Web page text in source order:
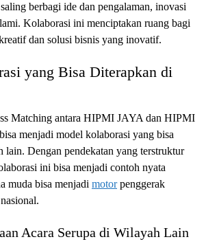
berbagi ide dan pengalaman, inovasi
Kolaborasi ini menciptakan ruang bagi
dan solusi bisnis yang inovatif.
yang Bisa Diterapkan di
Matching antara HIPMI JAYA dan HIPMI
menjadi model kolaborasi yang bisa
lain. Dengan pendekatan yang terstruktur
ini bisa menjadi contoh nyata
muda bisa menjadi motorpenggerak
Acara Serupa di Wilayah Lain